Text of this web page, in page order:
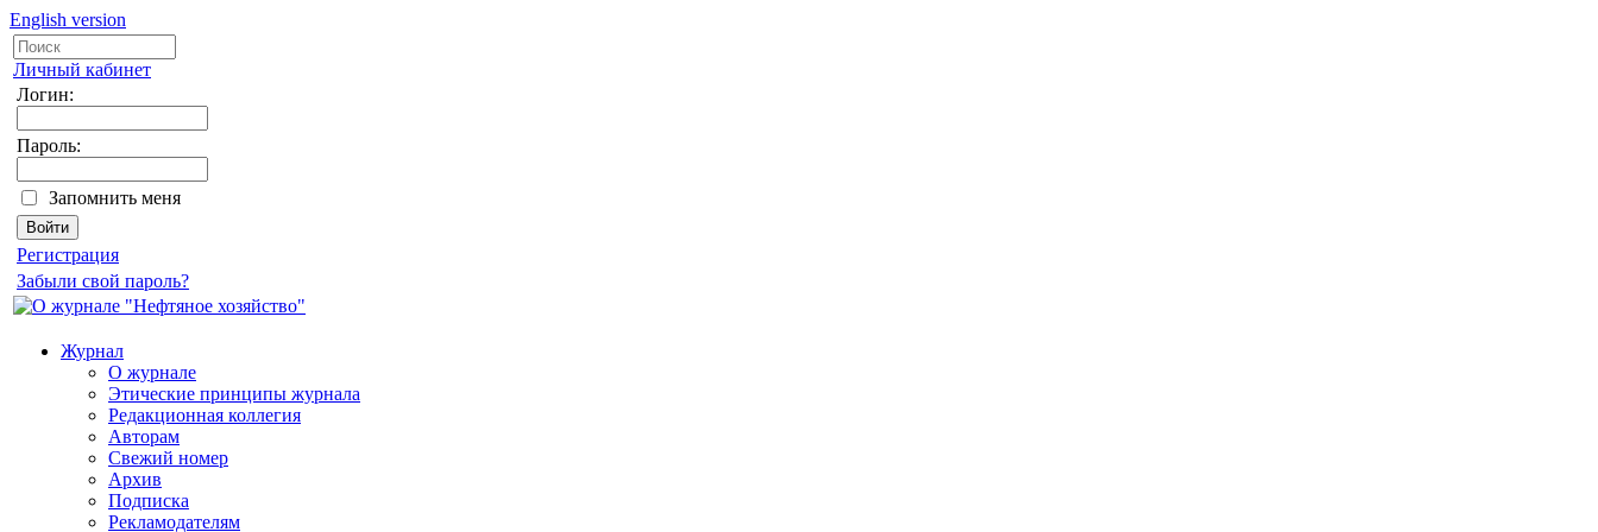
English version
Личный кабинет
Логин:
Пароль:
Запомнить меня
Регистрация
Забыли свой пароль?
Журнал
О журнале
Этические принципы журнала
Редакционная коллегия
Авторам
Свежий номер
Архив
Подписка
Рекламодателям